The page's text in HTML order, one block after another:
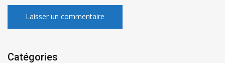
Catégories